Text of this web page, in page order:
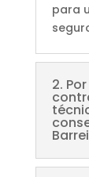
para
2.